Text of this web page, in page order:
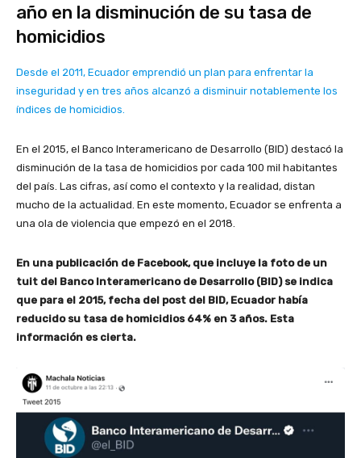
año en la disminución de su tasa de
homicidios
Desde el 2011, Ecuador emprendió un plan para enfrentar la
inseguridad y en tres años alcanzó a disminuir notablemente los
índices de homicidios.
En el 2015, el Banco Interamericano de Desarrollo (BID) destacó la
disminución de la tasa de homicidios por cada 100 mil habitantes
del país. Las cifras, así como el contexto y la realidad, distan
mucho de la actualidad. En este momento, Ecuador se enfrenta a
una ola de violencia que empezó en el 2018.
En una publicación de Facebook, que incluye la foto de un
tuit del Banco Interamericano de Desarrollo (BID) se indica
que para el 2015, fecha del post del BID, Ecuador había
reducido su tasa de homicidios 64% en 3 años. Esta
información es cierta.